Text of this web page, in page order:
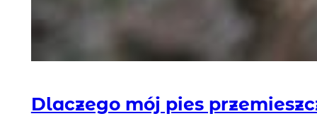
Dlaczego mój pies